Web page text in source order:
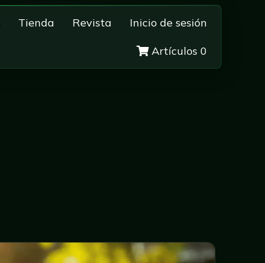
Tienda Revista Inicio de sesión
Artículos 0